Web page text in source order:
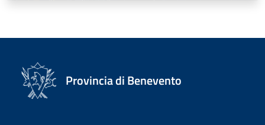
Provincia di Benevento